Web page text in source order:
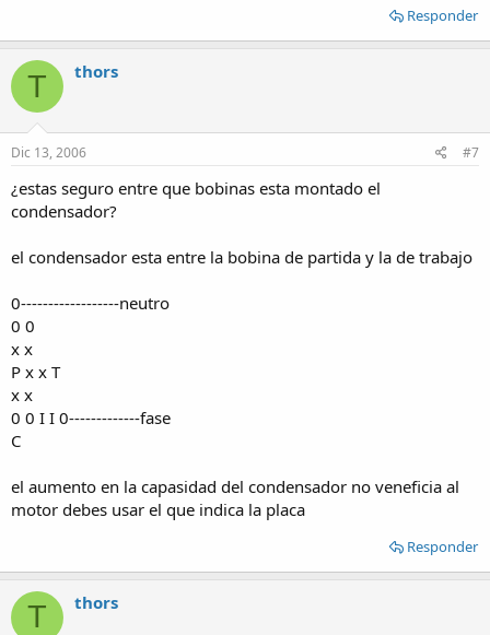
Responder
T thors
Dic 13, 2006 #7
¿estas seguro entre que bobinas esta montado el
condensador?
el condensador esta entre la bobina de partida y la de trabajo
0------------------neutro
0 0
x x
P x x T
x x
0 0 I I 0-------------fase
C
el aumento en la capasidad del condensador no veneficia al
motor debes usar el que indica la placa
Responder
T thors